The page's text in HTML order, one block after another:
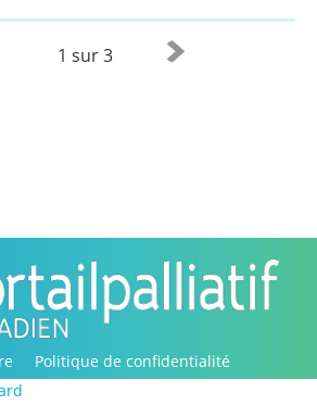
1 sur 3
Politique de confidentialité
Portail palliatif canadien. Tous